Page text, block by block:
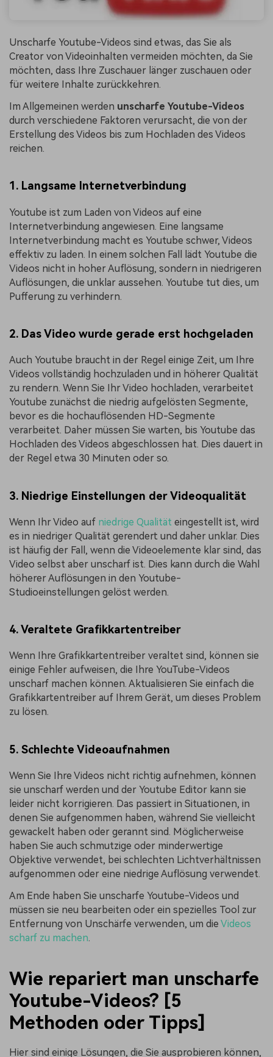
Unscharfe Youtube-Videos sind etwas, das Sie als
Creator von Videoinhalten vermeiden möchten, da Sie
möchten, dass Ihre Zuschauer länger zuschauen oder
für weitere Inhalte zurückkehren.
Im Allgemeinen werden unscharfe Youtube-Videos
durch verschiedene Faktoren verursacht, die von der
Erstellung des Videos bis zum Hochladen des Videos
reichen.
1. Langsame Internetverbindung
Youtube ist zum Laden von Videos auf eine
Internetverbindung angewiesen. Eine langsame
Internetverbindung macht es Youtube schwer, Videos
effektiv zu laden. In einem solchen Fall lädt Youtube die
Videos nicht in hoher Auflösung, sondern in niedrigeren
Auflösungen, die unklar aussehen. Youtube tut dies, um
Pufferung zu verhindern.
2. Das Video wurde gerade erst hochgeladen
Auch Youtube braucht in der Regel einige Zeit, um Ihre
Videos vollständig hochzuladen und in höherer Qualität
zu rendern. Wenn Sie Ihr Video hochladen, verarbeitet
Youtube zunächst die niedrig aufgelösten Segmente,
bevor es die hochauflösenden HD-Segmente
verarbeitet. Daher müssen Sie warten, bis Youtube das
Hochladen des Videos abgeschlossen hat. Dies dauert in
der Regel etwa 30 Minuten oder so.
3. Niedrige Einstellungen der Videoqualität
Wenn Ihr Video auf niedrige Qualität eingestellt ist, wird
es in niedriger Qualität gerendert und daher unklar. Dies
ist häufig der Fall, wenn die Videoelemente klar sind, das
Video selbst aber unscharf ist. Dies kann durch die Wahl
höherer Auflösungen in den Youtube-
Studioeinstellungen gelöst werden.
4. Veraltete Grafikkartentreiber
Wenn Ihre Grafikkartentreiber veraltet sind, können sie
einige Fehler aufweisen, die Ihre YouTube-Videos
unscharf machen können. Aktualisieren Sie einfach die
Grafikkartentreiber auf Ihrem Gerät, um dieses Problem
zu lösen.
5. Schlechte Videoaufnahmen
Wenn Sie Ihre Videos nicht richtig aufnehmen, können
sie unscharf werden und der Youtube Editor kann sie
leider nicht korrigieren. Das passiert in Situationen, in
denen Sie aufgenommen haben, während Sie vielleicht
gewackelt haben oder gerannt sind. Möglicherweise
haben Sie auch schmutzige oder minderwertige
Objektive verwendet, bei schlechten Lichtverhältnissen
aufgenommen oder eine niedrige Auflösung verwendet.
Am Ende haben Sie unscharfe Youtube-Videos und
müssen sie neu bearbeiten oder ein spezielles Tool zur
Entfernung von Unschärfe verwenden, um die Videos
scharf zu machen.
Wie repariert man unscharfe
Youtube-Videos? [5
Methoden oder Tipps]
Hier sind einige Lösungen, die Sie ausprobieren können,